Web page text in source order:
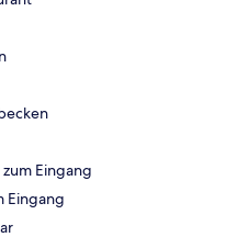
Eingang
Eingang